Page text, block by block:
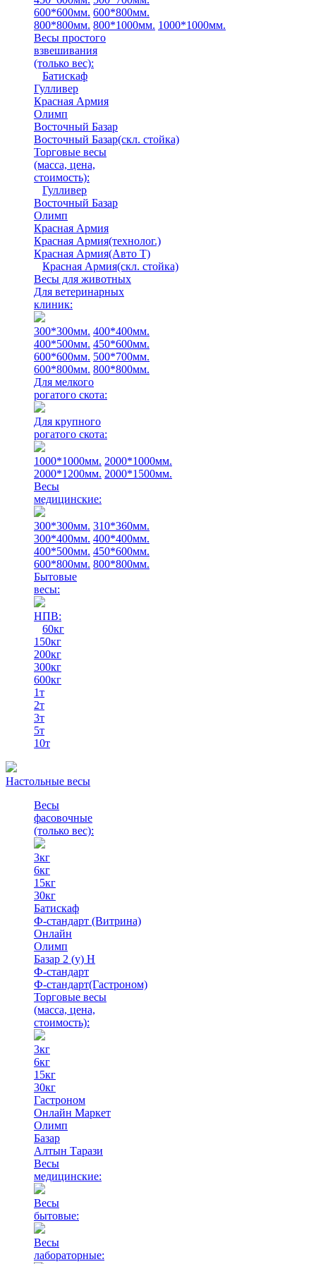
600*600мм. 600*800мм.
800*800мм. 800*1000мм. 1000*1000мм.
Весы простого
взвешивания
(только вес):
Батискаф
Гулливер
Красная Армия
Олимп
Восточный Базар
Восточный Базар(скл. стойка)
Торговые весы
(масса, цена,
стоимость):
Гулливер
Восточный Базар
Олимп
Красная Армия
Красная Армия(технолог.)
Красная Армия(Авто Т)
Красная Армия(скл. стойка)
Весы для животных
Для ветеринарных
клиник:
300*300мм. 400*400мм.
400*500мм. 450*600мм.
600*600мм. 500*700мм.
600*800мм. 800*800мм.
Для мелкого
рогатого скота:
Для крупного
рогатого скота:
1000*1000мм. 2000*1000мм.
2000*1200мм. 2000*1500мм.
Весы
медицинские:
300*300мм. 310*360мм.
300*400мм. 400*400мм.
400*500мм. 450*600мм.
600*800мм. 800*800мм.
Бытовые
весы:
НПВ:
60кг
150кг
200кг
300кг
600кг
1т
2т
3т
5т
10т
Настольные весы
Весы
фасовочные
(только вес):
3кг
6кг
15кг
30кг
Батискаф
Ф-стандарт (Витрина)
Онлайн
Олимп
Базар 2 (у) Н
Ф-стандарт
Ф-стандарт(Гастроном)
Торговые весы
(масса, цена,
стоимость):
3кг
6кг
15кг
30кг
Гастроном
Онлайн Маркет
Олимп
Базар
Алтын Тарази
Весы
медицинские:
Весы
бытовые:
Весы
лабораторные: